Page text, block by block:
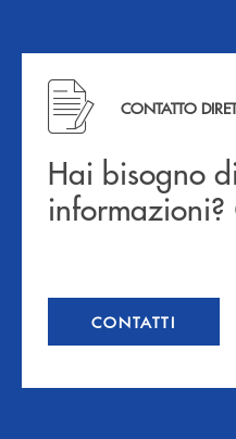
Hai bisogno di
CONTATTO
Hai bisogno
informazioni?
CONTATTI